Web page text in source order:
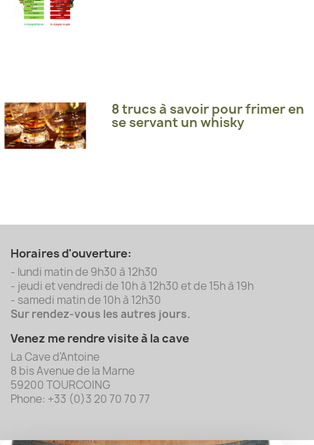
8 trucs à savoir pour frimer en
se servant un whisky
Horaires d'ouverture:
- lundi matin de 9h30 à 12h30
- jeudi et vendredi de 10h à 12h30 et de 15h à 19h
- samedi matin de 10h à 12h30
Sur rendez-vous les autres jours.
Venez me rendre visite à la cave
La Cave d'Antoine
8 bis Avenue de la Marne
59200 TOURCOING
Phone: +33 (0)3 20 70 70 77